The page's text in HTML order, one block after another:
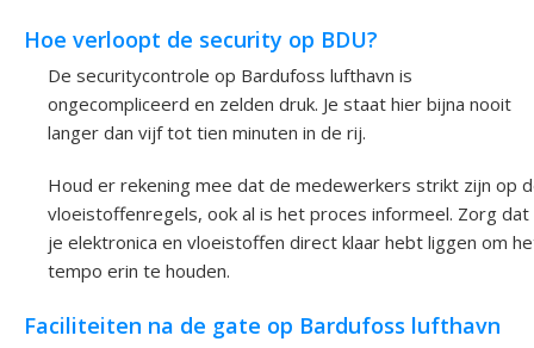
Hoe verloopt de security op BDU?
De securitycontrole op Bardufoss lufthavn is
ongecompliceerd en zelden druk. Je staat hier bijna nooit
langer dan vijf tot tien minuten in de rij.
Houd er rekening mee dat de medewerkers strikt zijn op
vloeistoffenregels, ook al is het proces informeel. Zorg dat
je elektronica en vloeistoffen direct klaar hebt liggen om
tempo erin te houden.
Faciliteiten na de gate op Bardufoss lufthavn